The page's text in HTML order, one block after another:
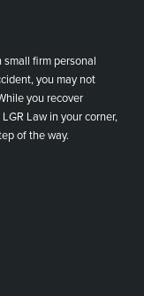
firm personal
you may not
you recover
Law in your corner,
of the way.